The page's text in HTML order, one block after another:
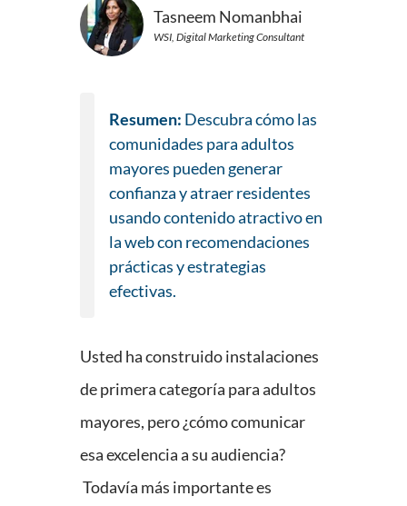
Tasneem Nomanbhai
WSI, Digital Marketing Consultant
Resumen: Descubra cómo las
comunidades para adultos
mayores pueden generar
confianza y atraer residentes
usando contenido atractivo en
la web con recomendaciones
prácticas y estrategias
efectivas.
Usted ha construido instalaciones
de primera categoría para adultos
mayores, pero ¿cómo comunicar
esa excelencia a su audiencia?
Todavía más importante es